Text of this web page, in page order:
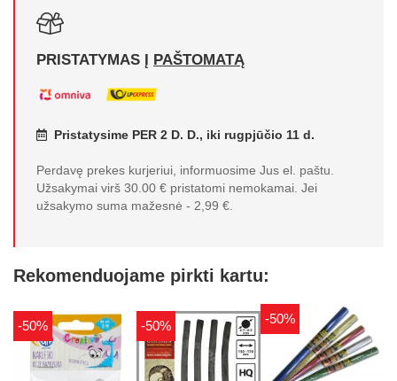
PRISTATYMAS Į PAŠTOMATĄ
Pristatysime PER 2 D. D., iki rugpjūčio 11 d.
Perdavę prekes kurjeriui, informuosime Jus el. paštu.
Užsakymai virš 30.00 € pristatomi nemokamai. Jei
užsakymo suma mažesnė - 2,99 €.
Rekomenduojame pirkti kartu:
-50% -50% -50%